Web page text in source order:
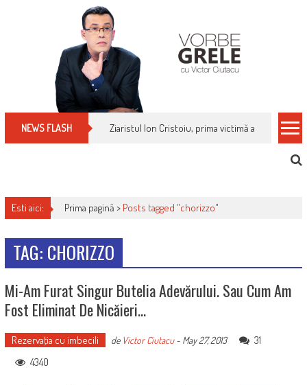
NEWS FLASH Ziaristul Ion Cristoiu, prima victimă a noi
Esti aici: Prima pagină > Posts tagged "chorizzo"
TAG: CHORIZZO
Mi-Am Furat Singur Butelia Adevărului. Sau Cum Am
Fost Eliminat De Nicăieri…
Rezervaţia cu imbecili de Victor Ciutacu- May 27, 2013
31
4340